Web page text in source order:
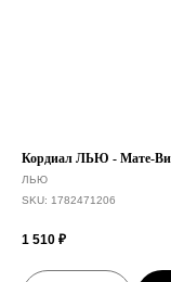
Кордиал ЛЬЮ - Мате-
ЛЬЮ
SKU: 1782471206
1 510 ₽